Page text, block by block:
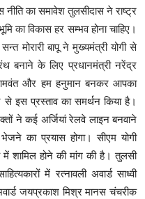
नीति का समावेश तुलसीदास ने राष्ट्र
का विकास हर सम्भव होना चाहिए।
मोरारी बापू ने मुख्यमंत्री योगी से
बनाने के लिए प्रधानमंत्री नरेंद्र
और हम हनुमान बनकर आपका
इस प्रस्ताव का समर्थन किया है।
ने कई अर्जियां रेलवे लाइन बनवाने
का प्रयास होगा। सीएम योगी
में शामिल होने की मांग की है। तुलसी
में रत्नावली अवार्ड साध्वी
जयप्रकाश मिश्र मानस चंचरीक